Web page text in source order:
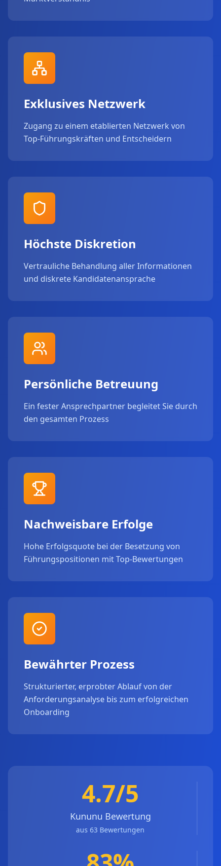
Exklusives Netzwerk
Zugang zu einem etablierten Netzwerk von
Top-Führungskräften und Entscheidern
Höchste Diskretion
Vertrauliche Behandlung aller Informationen
und diskrete Kandidatenansprache
Persönliche Betreuung
Ein fester Ansprechpartner begleitet Sie durch
den gesamten Prozess
Nachweisbare Erfolge
Hohe Erfolgsquote bei der Besetzung von
Führungspositionen mit Top-Bewertungen
Bewährter Prozess
Strukturierter, erprobter Ablauf von der
Anforderungsanalyse bis zum erfolgreichen
Onboarding
4.7/5
Kununu Bewertung
aus 63 Bewertungen